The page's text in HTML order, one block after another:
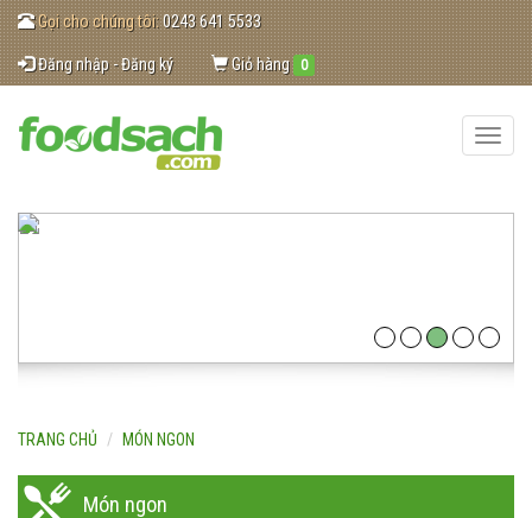
Gọi cho chúng tôi:0243 641 5533
Đăng nhập - Đăng ký Giỏ hàng 0
Toggle
TRANG CHỦ MÓN NGON
Món ngon